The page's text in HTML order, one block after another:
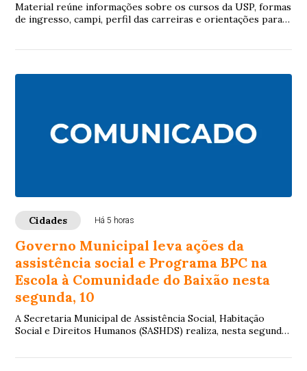
Material reúne informações sobre os cursos da USP, formas
de ingresso, campi, perfil das carreiras e orientações para o
Cidades Há 5 horas
Governo Municipal leva ações da
assistência social e Programa BPC na
Escola à Comunidade do Baixão nesta
segunda, 10
A Secretaria Municipal de Assistência Social, Habitação
Social e Direitos Humanos (SASHDS) realiza, nesta segunda-